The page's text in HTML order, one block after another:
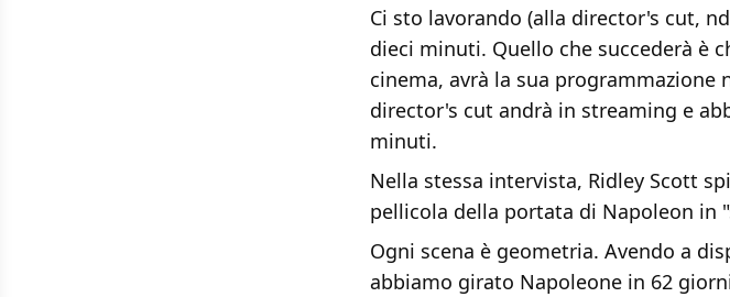
Ci sto lavorando (alla director's cut,
dieci minuti. Quello che succederà è
cinema, avrà la sua programmazione
director's cut andrà in streaming e
minuti.
Nella stessa intervista, Ridley Scott
pellicola della portata di Napoleon in
Ogni scena è geometria. Avendo a
abbiamo girato Napoleone in 62